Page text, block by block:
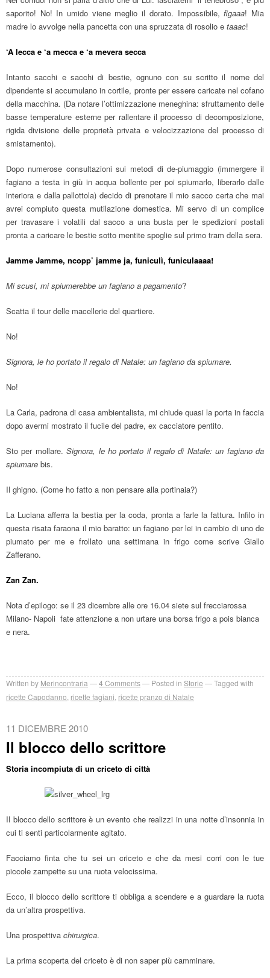
saporito! No! In umido viene meglio il dorato. Impossibile,figaaa! Mia
madre lo avvolge nella pancetta con una spruzzata di rosolio e taaac!
‘A lecca e ‘a mecca e ‘a mevera secca
Intanto sacchi e sacchi di bestie, ognuno con su scritto il nome del
dipendente si accumulano in cortile, pronte per essere caricate nel cofano
della macchina. (Da notare l’ottimizzazione meneghina: sfruttamento delle
basse temperature esterne per rallentare il processo di decomposizione,
rigida divisione delle proprietà privata e velocizzazione del processo di
smistamento).
Dopo numerose consultazioni sui metodi di de-piumaggio (immergere il
fagiano a testa in giù in acqua bollente per poi spiumarlo, liberarlo dalle
interiora e dalla pallottola) decido di prenotare il mio sacco certa che mai
avrei compiuto questa mutilazione domestica. Mi servo di un complice
per travasare i volatili dal sacco a una busta per le spedizioni postali
pronta a caricare le bestie sotto mentite spoglie sul primo tram della sera.
Jamme Jamme, ncopp’ jamme ja, funiculì, funiculaaaa!
Mi scusi, mi spiumerebbe un fagiano a pagamento?
Scatta il tour delle macellerie del quartiere.
No!
Signora, le ho portato il regalo di Natale: un fagiano da spiumare.
No!
La Carla, padrona di casa ambientalista, mi chiude quasi la porta in faccia
dopo avermi mostrato il fucile del padre, ex cacciatore pentito.
Sto per mollare.Signora, le ho portato il regalo di Natale: un fagiano da
spiumare bis.
Il ghigno. (Come ho fatto a non pensare alla portinaia?)
La Luciana afferra la bestia per la coda, pronta a farle la fattura. Infilo in
questa risata faraona il mio baratto: un fagiano per lei in cambio di uno de
piumato per me e frollato una settimana in frigo come scrive Giallo
Zafferano.
Zan Zan.
Nota d’epilogo: se il 23 dicembre alle ore 16.04 siete sul frecciarossa
Milano- Napoli fate attenzione a non urtare una borsa frigo a pois bianca
e nera.
Written by Merincontraria 4 Comments Posted in Storie
Tagged with
ricette Capodanno ricette fagiani ricette pranzo di Natale
11 DICEMBRE 2010
Il blocco dello scrittore
Storia incompiuta di un criceto di città
Il blocco dello scrittore è un evento che realizzi in una notte d’insonnia in
cui ti senti particolarmente agitato.
Facciamo finta che tu sei un criceto e che da mesi corri con le tue
piccole zampette su una ruota velocissima.
Ecco, il blocco dello scrittore ti obbliga a scendere e a guardare la ruota
da un’altra prospettiva.
Una prospettiva chirurgica.
La prima scoperta del criceto è di non saper più camminare.